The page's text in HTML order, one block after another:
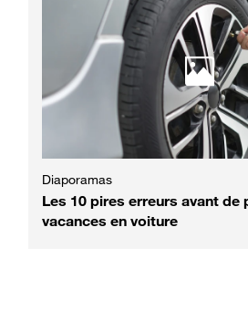
Diaporamas
Les 10 pires erreurs avant de
vacances en voiture